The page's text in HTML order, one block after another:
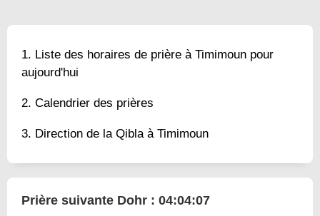
Liste des horaires de prière à Timimoun pour
aujourd'hui
Calendrier des prières
Direction de la Qibla à Timimoun
Prière suivante Dohr : 04:04:06